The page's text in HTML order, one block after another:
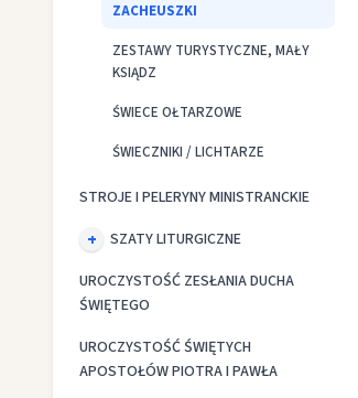
ZACHEUSZKI
ZESTAWY TURYSTYCZNE, MAŁY
KSIĄDZ
ŚWIECE OŁTARZOWE
ŚWIECZNIKI / LICHTARZE
STROJE I PELERYNY MINISTRANCKIE
SZATY LITURGICZNE
UROCZYSTOŚĆ ZESŁANIA DUCHA
ŚWIĘTEGO
UROCZYSTOŚĆ ŚWIĘTYCH
APOSTOŁÓW PIOTRA I PAWŁA